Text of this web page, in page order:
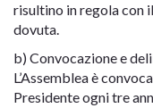
risultino in regola con
dovuta.
b) Convocazione e
L’Assemblea è
Presidente ogni tre